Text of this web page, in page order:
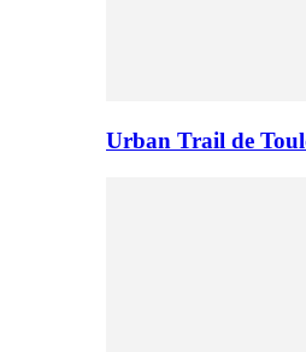
Urban Trail de